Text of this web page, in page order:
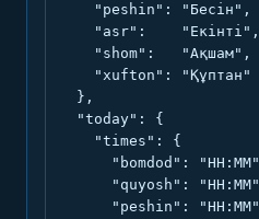
    "peshin": "Бесін",
    "asr":    "Екінті",
    "shom":   "Ақшам",
    "xufton": "Құптан"
  },
  "today": {
    "times": {
"bomdod":
"quyosh":
"peshin":